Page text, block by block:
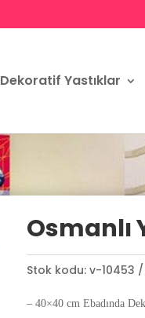
Dekoratif Yastıklar
Osmanlı
Stok kodu: v-10453
– 40×40 cm Ebadında